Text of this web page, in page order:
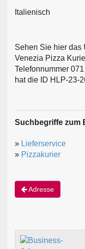
Italienisch
Sehen Sie hier das
Venezia Pizza
Telefonnummer
hat die ID HLP-23-
Suchbegriffe zum
» Lieferservice
» Pizzakurier
Adresse